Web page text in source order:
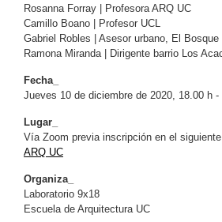
Rosanna Forray | Profesora ARQ UC
Camillo Boano | Profesor UCL
Gabriel Robles | Asesor urbano, El Bosque
Ramona Miranda | Dirigente barrio Los
Fecha_
Jueves 10 de diciembre de 2020, 18.00 h
Lugar_
Vía Zoom previa inscripción en el siguiente
ARQ UC
Organiza_
Laboratorio 9x18
Escuela de Arquitectura UC